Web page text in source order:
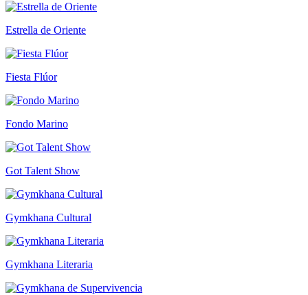
Estrella de Oriente
Fiesta Flúor
Fondo Marino
Got Talent Show
Gymkhana Cultural
Gymkhana Literaria